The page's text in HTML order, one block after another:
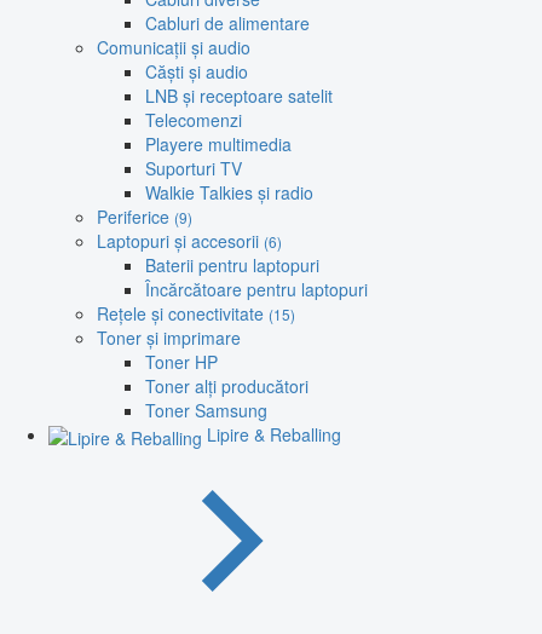
Cabluri de alimentare
Comunicații și audio
Căști și audio
LNB și receptoare satelit
Telecomenzi
Playere multimedia
Suporturi TV
Walkie Talkies și radio
Periferice (9)
Laptopuri și accesorii (6)
Baterii pentru laptopuri
Încărcătoare pentru laptopuri
Rețele și conectivitate (15)
Toner și imprimare
Toner HP
Toner alți producători
Toner Samsung
Lipire & Reballing